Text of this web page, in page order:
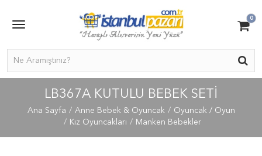
0
LB367A KUTULU BEBEK SETİ
Ana Sayfa Anne Bebek & Oyuncak
Oyuncak / Oyun
Kız Oyuncakları
Manken Bebekler